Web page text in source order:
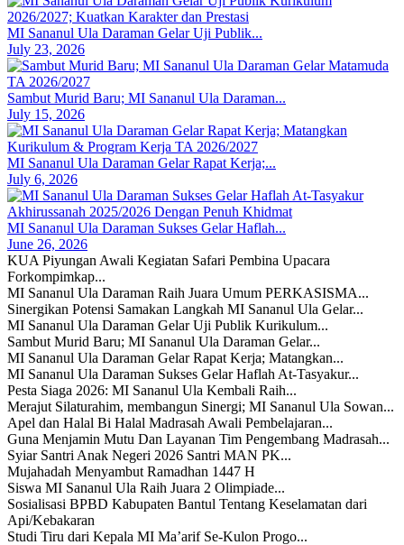
MI Sananul Ula Daraman Gelar Uji Publik...
July 23, 2026
Sambut Murid Baru; MI Sananul Ula Daraman...
July 15, 2026
MI Sananul Ula Daraman Gelar Rapat Kerja;...
July 6, 2026
MI Sananul Ula Daraman Sukses Gelar Haflah...
June 26, 2026
KUA Piyungan Awali Kegiatan Safari Pembina Upacara
Forkompimkap...
MI Sananul Ula Daraman Raih Juara Umum PERKASISMA...
Sinergikan Potensi Samakan Langkah MI Sananul Ula Gelar...
MI Sananul Ula Daraman Gelar Uji Publik Kurikulum...
Sambut Murid Baru; MI Sananul Ula Daraman Gelar...
MI Sananul Ula Daraman Gelar Rapat Kerja; Matangkan...
MI Sananul Ula Daraman Sukses Gelar Haflah At-Tasyakur...
Pesta Siaga 2026: MI Sananul Ula Kembali Raih...
Merajut Silaturahim, membangun Sinergi; MI Sananul Ula Sowan...
Apel dan Halal Bi Halal Madrasah Awali Pembelajaran...
Guna Menjamin Mutu Dan Layanan Tim Pengembang Madrasah...
Syiar Santri Anak Negeri 2026 Santri MAN PK...
Mujahadah Menyambut Ramadhan 1447 H
Siswa MI Sananul Ula Raih Juara 2 Olimpiade...
Sosialisasi BPBD Kabupaten Bantul Tentang Keselamatan dari
Api/Kebakaran
Studi Tiru dari Kepala MI Ma’arif Se-Kulon Progo...